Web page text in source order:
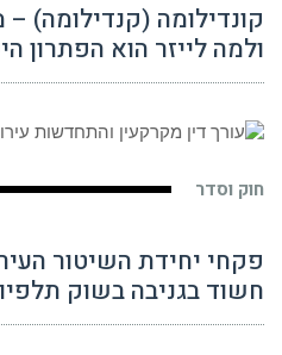
קונדילומה (קנדילומה)
ולמה לייזר הוא הפתרון
חוק וסדר
פקחי יחידת השיטור
חשוד בגניבה בשוק